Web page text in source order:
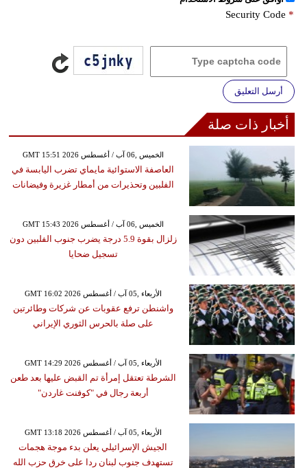
Security Code *
أرسل التعليق
أخبار ذات صلة
GMT 15:51 2026 الخميس ,06 آب / أغسطس
العاصفة الاستوائية مايماي تضرب اليابسة في
الفلبين وتحذيرات من أمطار غزيرة وفيضانات
GMT 15:43 2026 الخميس ,06 آب / أغسطس
زلزال بقوة 5.9 درجة يضرب جنوب الفلبين دون
تسجيل ضحايا
GMT 16:02 2026 الأربعاء ,05 آب / أغسطس
واشنطن ترفع عقوبات عن شركات وطائرتين
على صلة بالحرس الثوري الإيراني
GMT 14:29 2026 الأربعاء ,05 آب / أغسطس
الشرطة تعتقل إمرأة تم القبض عليها بعد طعن
أربعة رجال في "كوفنت غاردن"
GMT 13:18 2026 الأربعاء ,05 آب / أغسطس
الجيش الإسرائيلي يعلن بدء موجة هجمات
تستهدف جنوب لبنان ردا على خرق حزب الله